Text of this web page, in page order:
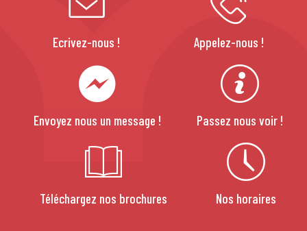
Ecrivez-nous ! Appelez-nous !
Envoyez nous un message ! Passez nous voir !
Téléchargez nos brochures Nos horaires